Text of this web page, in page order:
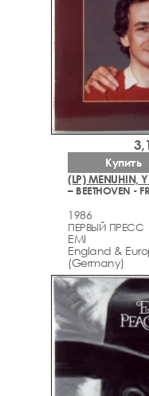
(LP) MENUHIN,
1986
ПЕРВЫЙ ПРЕСС
EMI
England &
(Germany)
Купить